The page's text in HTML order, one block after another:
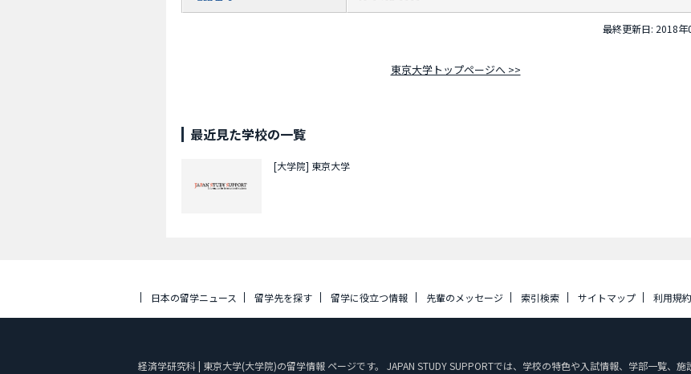
最終更新日: 2018年
東京大学トップページへ >>
最近見た学校の一覧
[大学院] 東京大学
日本の留学ニュース 留学先を探す 留学に役立つ情報 先輩のメッセージ 索引検索 サイトマップ 利用規約
経済学研究科 | 東京大学(大学院)の留学情報 ページです。 JAPAN STUDY SUPPORTでは、学校の特色や入試情報、学部一覧、